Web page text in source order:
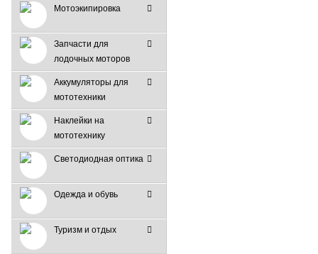
Мотоэкипировка
Запчасти для
лодочных моторов
Аккумуляторы для
мототехники
Наклейки на
мототехнику
Светодиодная оптика
Одежда и обувь
Туризм и отдых